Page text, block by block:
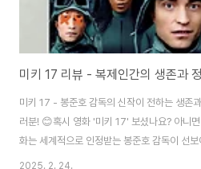
미키 17 - 봉준호 감독의 신작이 전하는 생존
러분! 😊혹시 영화 '미키 17' 보셨나요? 아니
화는 세계적으로 인정받는 봉준호 감독이 선
기대를 모았습니다.영화는 우주 탐사선에서 위
2025. 2. 24.